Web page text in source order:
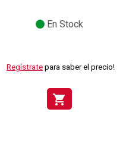
En Stock
Regístrate para saber el precio!
shopping_cart